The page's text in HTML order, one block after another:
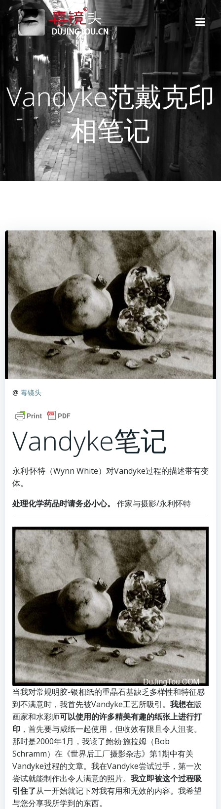
转
到
内
容
Vandyke范戴克印
相笔记
@ 毒镜头
Vandyke笔记
永利·怀特（Wynn White）对Vandyke过程的描述带有变
体。
处理化学药品时请务必小心。 作家与摄影/永利怀特
当我对常规明胶-银相纸的重晶石基缺乏多样性和特征感
到不满意时，我首先被Vandyke工艺所吸引。 我想在版
画家和水彩师可以使用的许多精美有趣的纸张上进行打
印 ，首先要与咸纸一起使用，但收效有限且令人沮丧。
那时是2000年1月，我读了鲍勃·施拉姆（Bob
Schramm）在 《世界后工厂摄影杂志》 第1期中有关
Vandyke过程的文章。我在Vandyke尝试过手，第一次
尝试就能制作出令人满意的照片。 我立即被这个过程吸
引住了从一开始就记下对我有用和无效的内容。我希望
与您分享我所学到的东西。